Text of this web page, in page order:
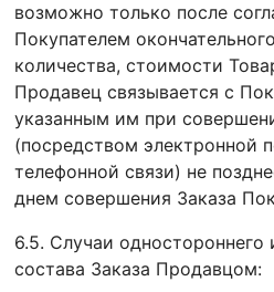
возможно только после
Покупателем
количества, стоимости
Продавец связывается с
указанным им при
(посредством электронной
телефонной связи) не
днем совершения Заказа
6.5. Случаи одностороннего
состава Заказа Продавцом: